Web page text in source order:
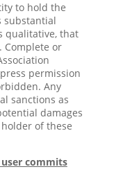
to hold the
substantial
qualitative, that
Complete or
permission
Any
sanctions as
damages
of these
commits